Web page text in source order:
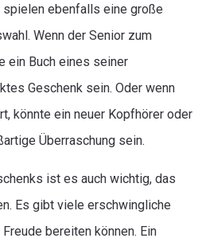
ebenfalls eine große
Wenn der Senior zum
ein Buch eines seiner
Geschenk sein. Oder wenn
könnte ein neuer Kopfhörer oder
Überraschung sein.
ist es auch wichtig, das
Es gibt viele erschwingliche
bereiten können. Ein